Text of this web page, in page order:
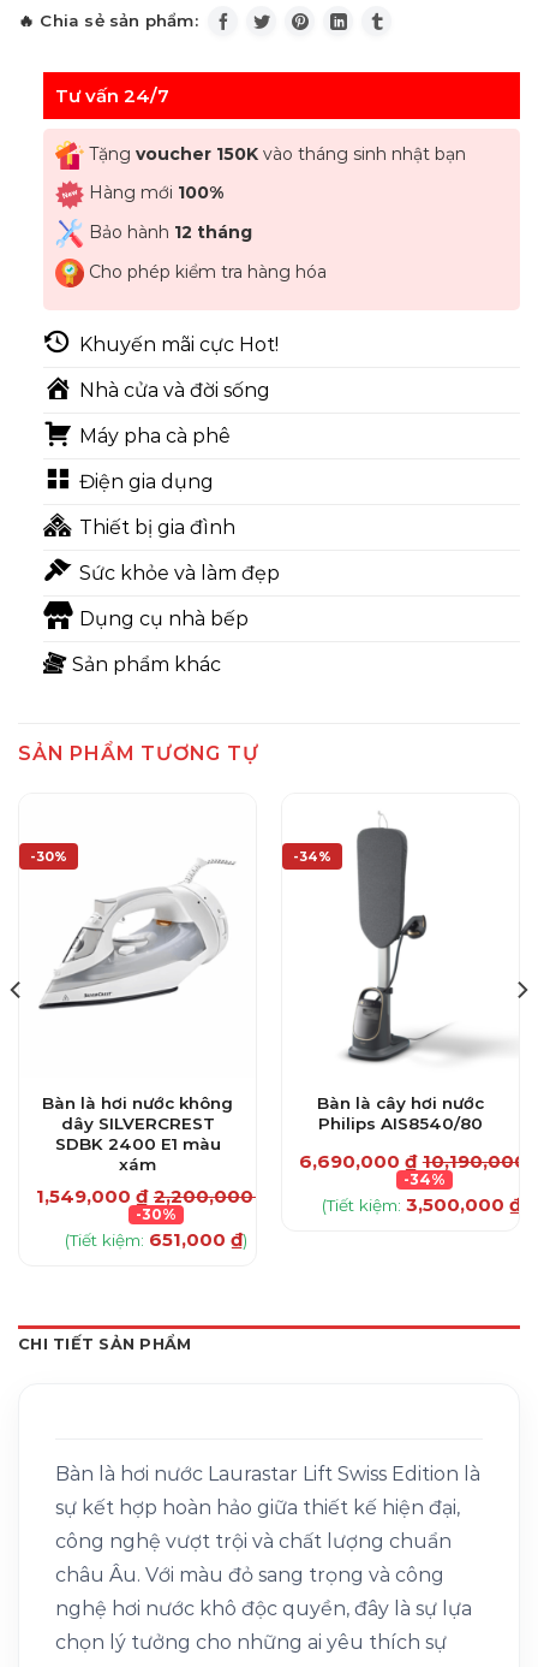
Tư vấn 24/7
Tặng voucher 150Kvào tháng sinh nhật bạn
Hàng mới 100%
Bảo hành 12 tháng
Cho phép kiểm tra hàng hóa
Khuyến mãi cực Hot!
Nhà cửa và đời sống
Máy pha cà phê
Điện gia dụng
Thiết bị gia đình
Sức khỏe và làm đẹp
Dụng cụ nhà bếp
Sản phẩm khác
SẢN PHẨM TƯƠNG TỰ
-30%
Bàn là hơi nước không
dây SILVERCREST
SDBK 2400 E1 màu
xám
1,549,000 ₫ 2,200,000
-30%
(Tiết kiệm: 651,000 ₫)
-34%
Bàn là cây hơi nước
Philips AIS8540/80
6,690,000 ₫ 10,190,000
-34%
(Tiết kiệm:3,500,000₫
CHI TIẾT SẢN PHẨM
Bàn là hơi nước Laurastar Lift Swiss Edition là
sự kết hợp hoàn hảo giữa thiết kế hiện đại,
công nghệ vượt trội và chất lượng chuẩn
châu Âu. Với màu đỏ sang trọng và công
nghệ hơi nước khô độc quyền, đây là sự lựa
chọn lý tưởng cho những ai yêu thích sự